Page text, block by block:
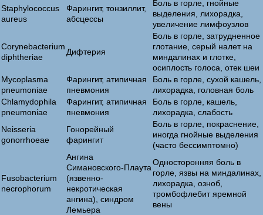
Staphylococcus
aureus
Фарингит, тонзиллит,
абсцессы
Боль в горле, гнойные
выделения, лихорадка,
увеличение лимфоузлов
Corynebacterium
diphtheriae
Дифтерия
Боль в горле, затрудненное
глотание, серый налет на
миндалинах и глотке,
осиплость голоса, отек шеи
Mycoplasma
pneumoniae
Фарингит, атипичная
пневмония
Боль в горле, сухой кашель,
лихорадка, головная боль
Chlamydophila
pneumoniae
Фарингит, атипичная
пневмония
Боль в горле, кашель,
лихорадка, слабость
Neisseria
gonorrhoeae
Гонорейный
фарингит
Боль в горле, покраснение,
иногда гнойные выделения
(часто бессимптомно)
Fusobacterium
necrophorum
Ангина
Симановского-Плаута
(язвенно-
некротическая
ангина), синдром
Лемьера
Односторонняя боль в
горле, язвы на миндалинах,
лихорадка, озноб,
тромбофлебит яремной
вены